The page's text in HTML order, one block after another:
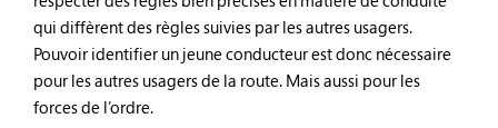
qui diffèrent des règles suivies par les autres usagers.
Pouvoir identifier un jeune conducteur est donc nécessaire
pour les autres usagers de la route. Mais aussi pour les
forces de l’ordre.